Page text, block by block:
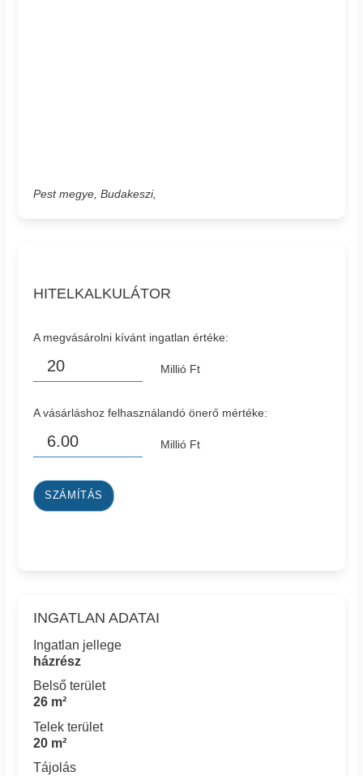
Pest megye, Budakeszi,
HITELKALKULÁTOR
A megvásárolni kívánt ingatlan értéke:
Millió Ft
A vásárláshoz felhasználandó önerő mértéke:
Millió Ft
SZÁMÍTÁS
INGATLAN ADATAI
Ingatlan jellege
házrész
Belső terület
26 m²
Telek terület
20 m²
Tájolás